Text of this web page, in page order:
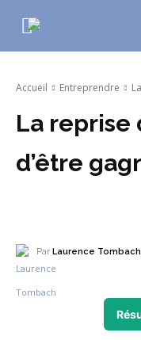
Accueil Entreprendre
La reprise
d’être
Par Laurence Tombach